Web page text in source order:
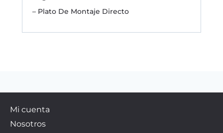
– Plato De Montaje Directo
Mi cuenta
Nosotros